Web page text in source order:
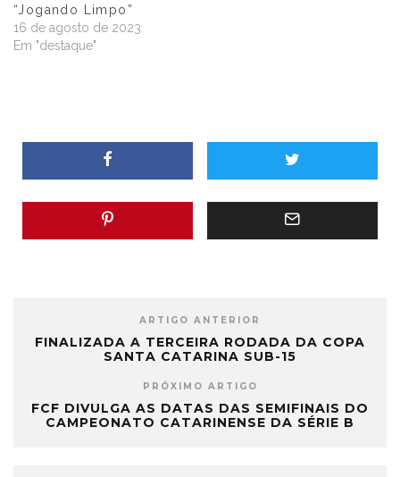
“Jogando Limpo”
16 de agosto de 2023
Em "destaque"
ARTIGO ANTERIOR
FINALIZADA A TERCEIRA RODADA DA COPA
SANTA CATARINA SUB-15
PRÓXIMO ARTIGO
FCF DIVULGA AS DATAS DAS SEMIFINAIS DO
CAMPEONATO CATARINENSE DA SÉRIE B